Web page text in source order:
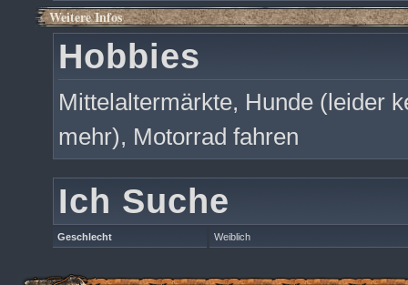
Weitere Infos
Hobbies
Mittelaltermärkte, Hunde (leider
mehr), Motorrad fahren
Ich Suche
Geschlecht Weiblich